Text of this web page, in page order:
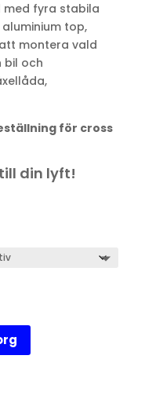
fyra stabila
top,
montera vald
bil och
för cross
din lyft!